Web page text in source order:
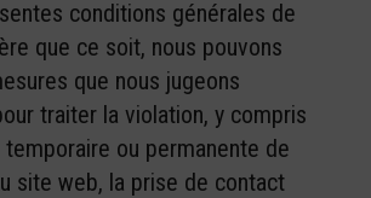
conditions générales de
que ce soit, nous pouvons
que nous jugeons
traiter la violation, y compris
temporaire ou permanente de
site web, la prise de contact